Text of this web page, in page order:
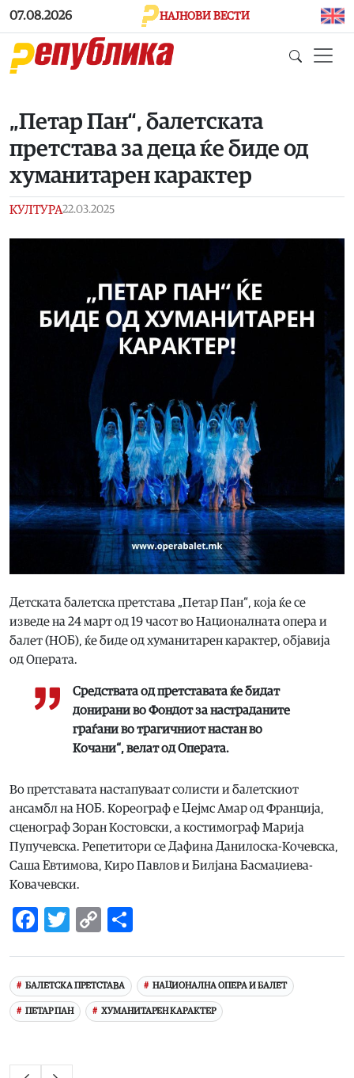
Skip to main content
07.08.2026 НАЈНОВИ ВЕСТИ
„Петар Пан“, балетската
претстава за деца ќе биде од
хуманитарен карактер
КУЛТУРА22.03.2025
Детската балетска претстава „Петар Пан“, која ќе се
изведе на 24 март од 19 часот во Националната опера и
балет (НОБ), ќе биде од хуманитарен карактер, објавија
од Операта.
Средствата од претставата ќе бидат
донирани во Фондот за настраданите
граѓани во трагичниот настан во
Кочани“, велат од Операта.
Во претставата настапуваат солисти и балетскиот
ансамбл на НОБ. Кореограф е Џејмс Амар од Франција,
сценограф Зоран Костовски, а костимограф Марија
Пупучевска. Репетитори се Дафина Данилоска-Кочевска,
Саша Евтимова, Киро Павлов и Билјана Басмаџиева-
Ковачевски.
Facebook
Twitter
Copy
БАЛЕТСКА ПРЕТСТАВА НАЦИОНАЛНА ОПЕРА И БАЛЕТ
ПЕТАР ПАН ХУМАНИТАРЕН КАРАКТЕР